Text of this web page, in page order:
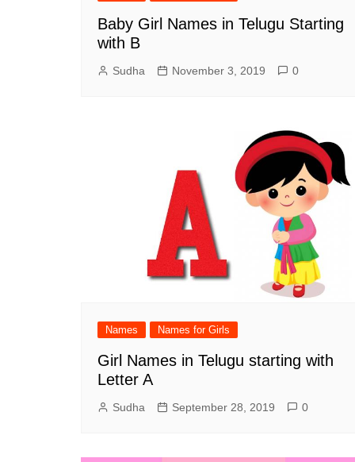
Baby Girl Names in Telugu Starting
with B
Sudha November 3, 2019 0
Names Names for Girls
Girl Names in Telugu starting with
Letter A
Sudha September 28, 2019 0